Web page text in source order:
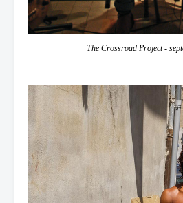
The Crossroad Project -